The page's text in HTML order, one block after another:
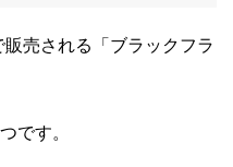
販売される「ブラックフラ
です。